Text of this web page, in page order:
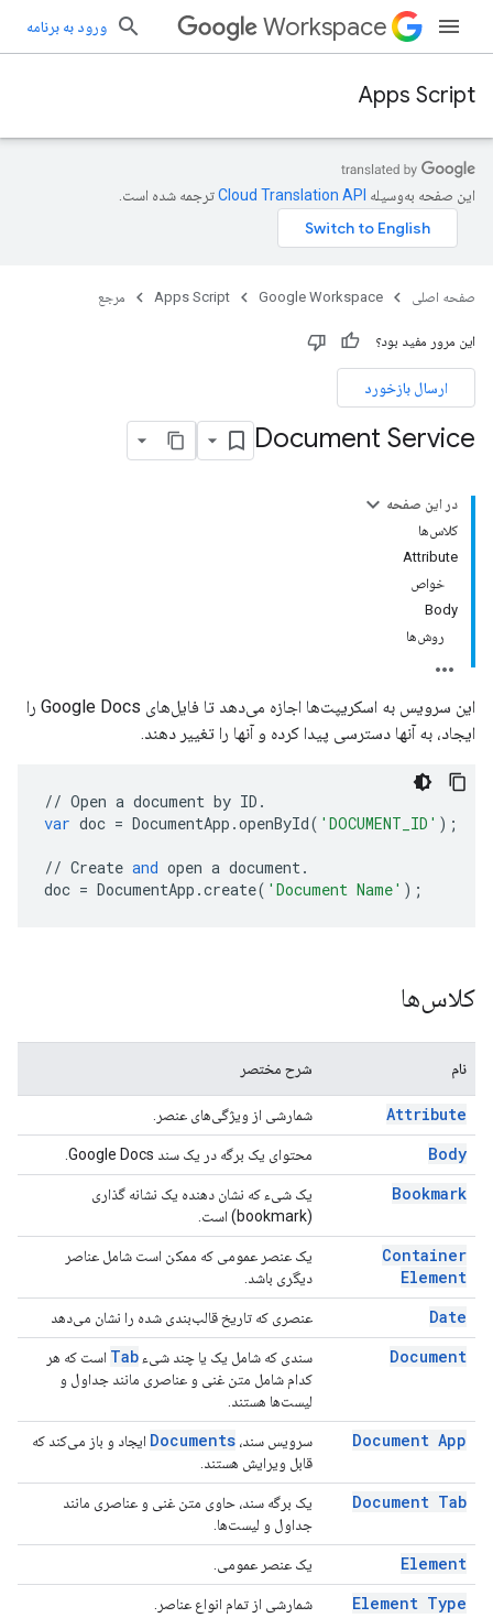
Workspace ورود به برنامه
Apps Script
این صفحه به‌وسیله ترجمه شده است.
صفحه اصلی Google Workspace
Apps Script مرجع
این مرور مفید بود؟
ارسال بازخورد
Document Service
در این صفحه
کلاس‌ها
Attribute
خواص
Body
روش‌ها
این سرویس به اسکریپت‌ها اجازه می‌دهد تا فایل‌های Google Docs را
ایجاد، به آنها دسترسی پیدا کرده و آنها را تغییر دهند.
// Open a document by ID .
var doc = DocumentApp .openById( 'DOCUMENT_ID' );
// Create and open a document.
doc = DocumentApp .create( 'Document Name' );
کلاس‌ها
نام شرح مختصر
Attribute شمارشی از ویژگی‌های عنصر.
Body محتوای یک برگه در یک سند Google Docs.
Bookmark
یک شیء که نشان دهنده یک نشانه گذاری
(bookmark) است.
Container
Element
یک عنصر عمومی که ممکن است شامل عناصر
دیگری باشد.
Date عنصری که تاریخ قالب‌بندی شده را نشان می‌دهد
Document سندی که شامل یک یا چند شیء Tab است که هر
کدام شامل متن غنی و عناصری مانند جداول و
لیست‌ها هستند.
Document App سرویس سند، Documents ایجاد و باز می‌کند که
قابل ویرایش هستند.
Document Tab
یک برگه سند، حاوی متن غنی و عناصری مانند
جداول و لیست‌ها.
Element یک عنصر عمومی.
Element Type شمارشی از تمام انواع عناصر.